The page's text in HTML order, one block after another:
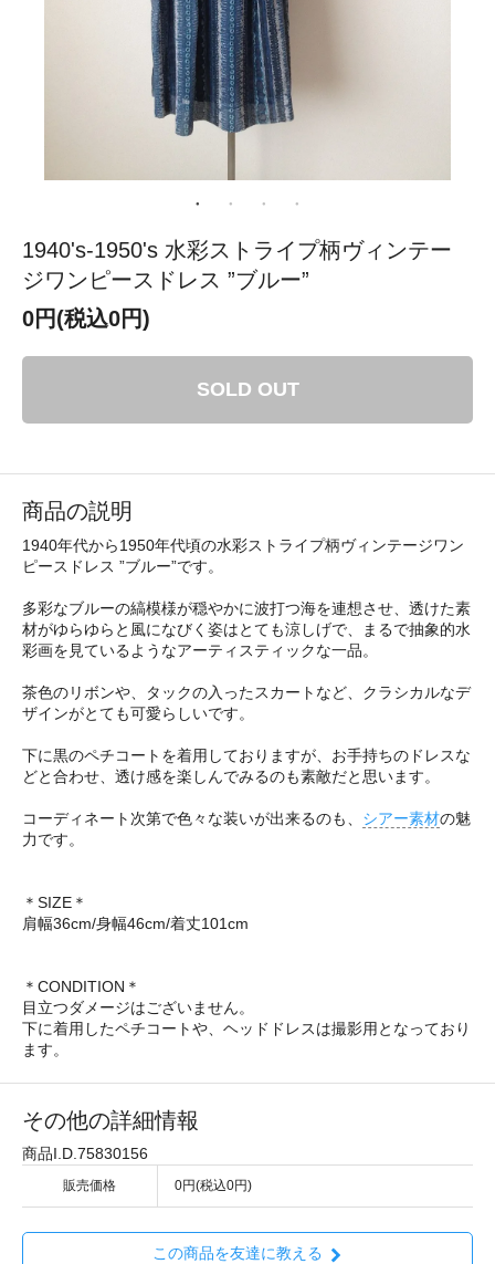
1940's-1950's 水彩ストライプ柄ヴィンテー
ジワンピースドレス ”ブルー”
0円(税込0円)
SOLD OUT
商品の説明
1940年代から1950年代頃の水彩ストライプ柄ヴィンテージワン
ピースドレス ”ブルー”です。
多彩なブルーの縞模様が穏やかに波打つ海を連想させ、透けた素
材がゆらゆらと風になびく姿はとても涼しげで、まるで抽象的水
彩画を見ているようなアーティスティックな一品。
茶色のリボンや、タックの入ったスカートなど、クラシカルなデ
ザインがとても可愛らしいです。
下に黒のペチコートを着用しておりますが、お手持ちのドレスな
どと合わせ、透け感を楽しんでみるのも素敵だと思います。
コーディネート次第で色々な装いが出来るのも、 シアー素材の魅
力です。
＊SIZE＊
肩幅36cm/身幅46cm/着丈101cm
＊CONDITION＊
目立つダメージはございません。
下に着用したペチコートや、ヘッドドレスは撮影用となっており
ます。
その他の詳細情報
商品I.D.75830156
販売価格 0円(税込0円)
この商品を友達に教える